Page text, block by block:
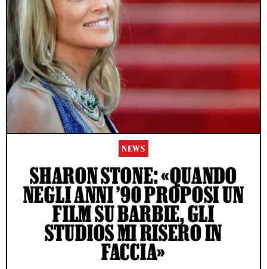
NEWS
SHARON STONE: «QUANDO
NEGLI ANNI ’90 PROPOSI UN
FILM SU BARBIE, GLI
STUDIOS MI RISERO IN
FACCIA»